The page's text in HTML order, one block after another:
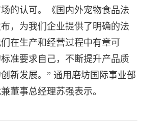
的认可。《国内外宠物食品法
，为我们企业提供了明确的法
在生产和经营过程中有章可
准要求自己，不断提升产品质
新发展。” 通用磨坊国际事业部
董事总经理苏强表示。